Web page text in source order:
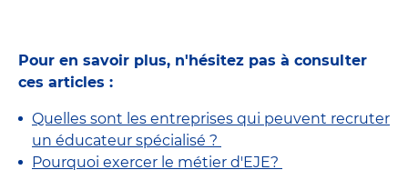
Pour en savoir plus, n'hésitez pas à consulter
ces articles :
Quelles sont les entreprises qui peuvent recruter
un éducateur spécialisé ?
Pourquoi exercer le métier d'EJE?